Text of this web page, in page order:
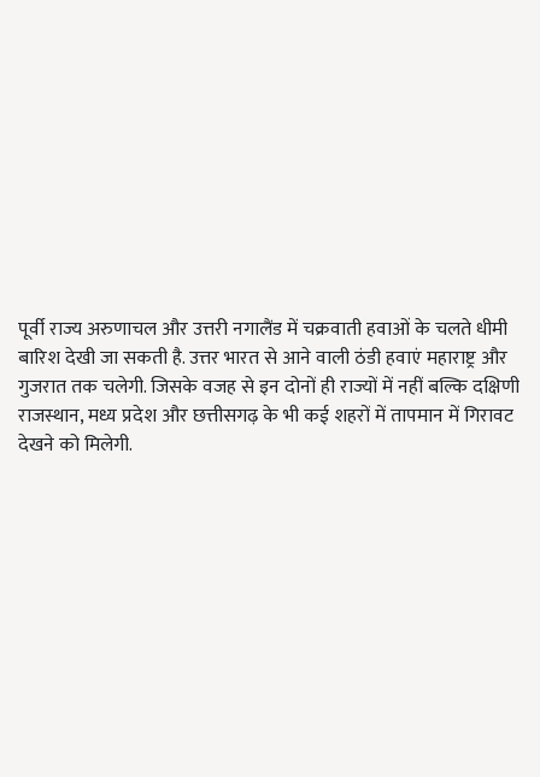
पूर्वी राज्य अरुणाचल और उत्तरी नगालैंड में चक्रवाती हवाओं के चलते धीमी
बारिश देखी जा सकती है. उत्तर भारत से आने वाली ठंडी हवाएं महाराष्ट्र और
गुजरात तक चलेगी. जिसके वजह से इन दोनों ही राज्यों में नहीं बल्कि दक्षिणी
राजस्थान, मध्य प्रदेश और छत्तीसगढ़ के भी कई शहरों में तापमान में गिरावट
देखने को मिलेगी.